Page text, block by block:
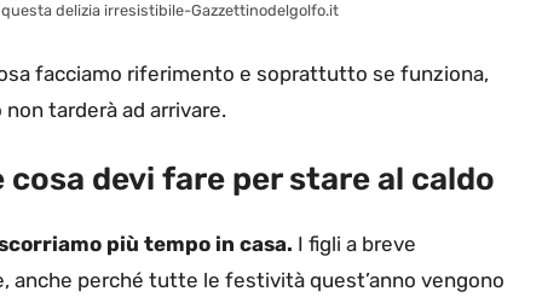
delizia irresistibile-Gazzettinodelgolfo.it
facciamo riferimento e soprattutto se funziona,
tarderà ad arrivare.
devi fare per stare al caldo
più tempo in casa. I figli a breve
anche perché tutte le festività quest’anno vengono